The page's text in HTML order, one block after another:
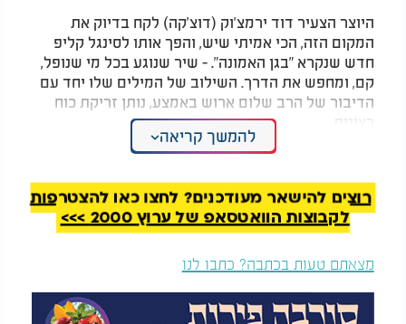
היוצר הצעיר דוד ירמצ'וק (דוצ'קה) לקח בדיוק את
המקום הזה, הכי אמיתי שיש, והפך אותו לסינגל קליפ
חדש שנקרא "בגן האמונה". - שיר שנוגע בכל מי שנופל,
קם, ומחפש את הדרך. השילוב של המילים שלו יחד עם
הדיבור של הרב שלום ארוש באמצע, נותן זריקת כוח
להמשך קריאה
רוצים להישאר מעודכנים? לחצו כאן להצטרפות
לקבוצות הוואטסאפ של ערוץ 2000 >>>
מצאתם טעות בכתבה? כתבו לנו